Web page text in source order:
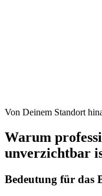
Von Deinem Standort
Warum
unverzichtbar
Bedeutung für das